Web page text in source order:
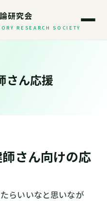
研究会
RESEARCH SOCIETY
さん応援
さん向けの応
らいいなと思いなが